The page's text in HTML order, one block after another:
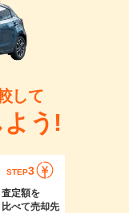
して
う!
STEP3
査定額を
比べて売却先